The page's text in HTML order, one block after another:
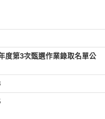
度第3次甄選作業錄取名單公